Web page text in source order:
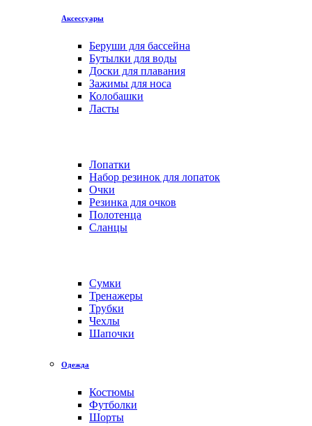
Аксессуары
Беруши для бассейна
Бутылки для воды
Доски для плавания
Зажимы для носа
Колобашки
Ласты
Лопатки
Набор резинок для лопаток
Очки
Резинка для очков
Полотенца
Сланцы
Сумки
Тренажеры
Трубки
Чехлы
Шапочки
Одежда
Костюмы
Футболки
Шорты